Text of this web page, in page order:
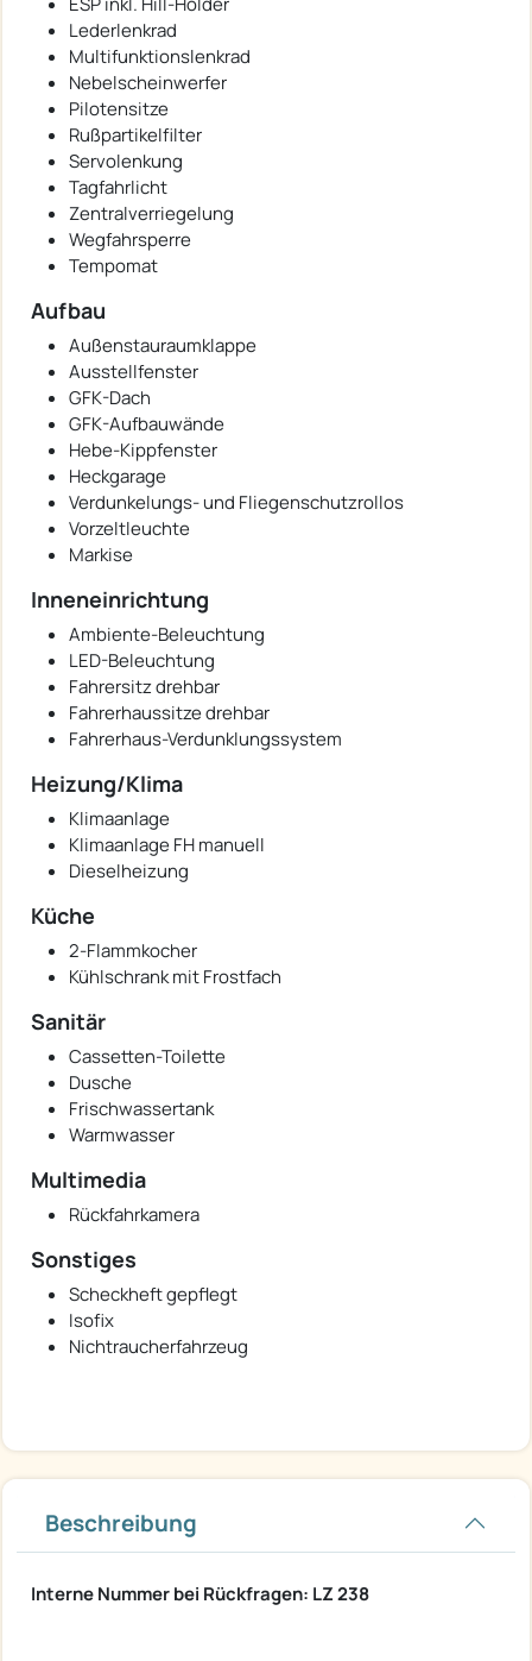
Lederlenkrad
Multifunktionslenkrad
Nebelscheinwerfer
Pilotensitze
Rußpartikelfilter
Servolenkung
Tagfahrlicht
Zentralverriegelung
Wegfahrsperre
Tempomat
Aufbau
Außenstauraumklappe
Ausstellfenster
GFK-Dach
GFK-Aufbauwände
Hebe-Kippfenster
Heckgarage
Verdunkelungs- und Fliegenschutzrollos
Vorzeltleuchte
Markise
Inneneinrichtung
Ambiente-Beleuchtung
LED-Beleuchtung
Fahrersitz drehbar
Fahrerhaussitze drehbar
Fahrerhaus-Verdunklungssystem
Heizung/Klima
Klimaanlage
Klimaanlage FH manuell
Dieselheizung
Küche
2-Flammkocher
Kühlschrank mit Frostfach
Sanitär
Cassetten-Toilette
Dusche
Frischwassertank
Warmwasser
Multimedia
Rückfahrkamera
Sonstiges
Scheckheft gepflegt
Isofix
Nichtraucherfahrzeug
Beschreibung
Interne Nummer bei Rückfragen: LZ 238